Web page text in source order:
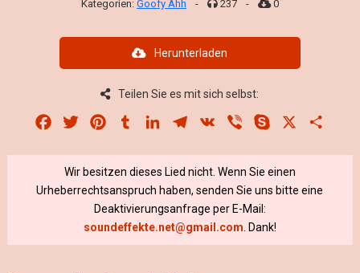
Kategorien: Goofy Ahh - 237 - 0
Herunterladen
Teilen Sie es mit sich selbst:
Facebook
Twitter PinterestTumblrLinkedInTelegram
VK Viber Skype
Wir besitzen dieses Lied nicht. Wenn Sie einen
Urheberrechtsanspruch haben, senden Sie uns bitte eine
Deaktivierungsanfrage per E-Mail:
soundeffekte.net@gmail.com . Dank!